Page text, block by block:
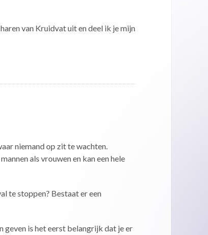
van Kruidvat uit en deel ik je mijn
niemand op zit te wachten.
als vrouwen en kan een hele
te stoppen? Bestaat er een
is het eerst belangrijk dat je er